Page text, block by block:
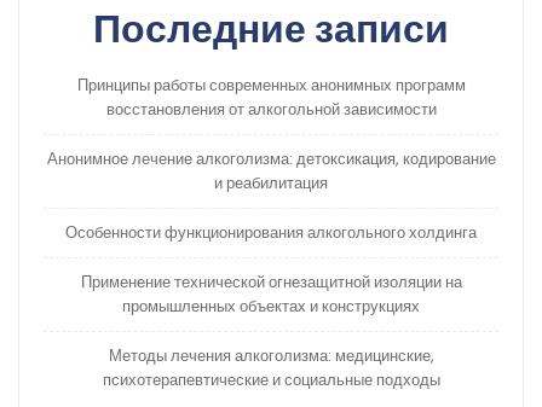
Последние записи
Принципы работы современных анонимных программ
восстановления от алкогольной зависимости
Анонимное лечение алкоголизма: детоксикация, кодирование
и реабилитация
Особенности функционирования алкогольного холдинга
Применение технической огнезащитной изоляции на
промышленных объектах и конструкциях
Методы лечения алкоголизма: медицинские,
психотерапевтические и социальные подходы